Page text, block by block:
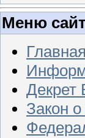
Меню
Декрет
Закон о